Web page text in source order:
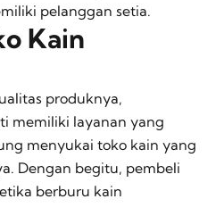
pelanggan setia.
Kain
produknya,
memiliki layanan yang
menyukai toko kain yang
Dengan begitu, pembeli
berburu kain